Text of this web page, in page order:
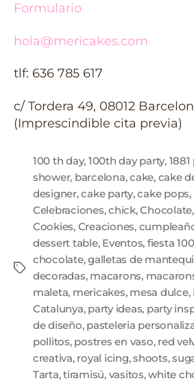
Formulario
hola@mericakes.com
tlf: 636 785 617
c/ Tordera 49, 08012
(Imprescindible cita previa)
100 th day, 100th day party,
shower, barcelona,cake, cake
designer,cake party,cake pops,
Celebraciones,chick,Chocolate,
Cookies, Creaciones,
dessert table, Eventos, fiesta
chocolate,galletas de
decoradas, macarons,
maleta, mericakes, mesa dulce,
Catalunya, party ideas, party
de diseño, pasteleria
pollitos, postres en vaso, red
creativa, royal icing,shoots,
Tarta,tiramisú, vasitos,white